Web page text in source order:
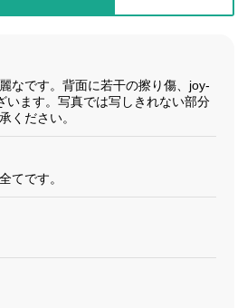
なです。背面に若干の擦り傷、joy-
います。写真では写しきれない部分
ください。
てです。